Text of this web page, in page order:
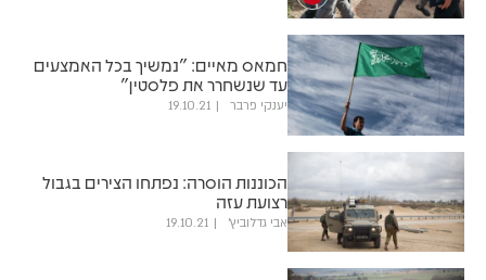
חמאס מאיים: "נמשיך בכל האמצעים
עד שנשחרר את פלסטין"
יענקי פרבר 19.10.21
הכוננות הוסרה: נפתחו הצירים בגבול
רצועת עזה
אבי גדלוביץ' 19.10.21